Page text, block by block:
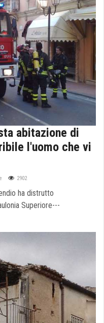
abitazione di
l'uomo che vi
2902
ha distrutto
Superiore---